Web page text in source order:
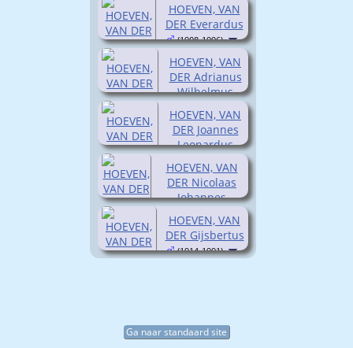
HOEVEN, VAN
DER Everardus
(1908-1996)
HOEVEN, VAN
DER Adrianus
Wilhelmus
HOEVEN, VAN
DER Joannes
Leonardus
HOEVEN, VAN
DER Nicolaas
Johannes
HOEVEN, VAN
DER Gijsbertus
(1914-1991)
Ga naar standaard site